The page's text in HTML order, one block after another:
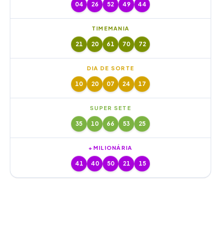
04 26 52 49 44
TIMEMANIA
21 20 61 70 72
DIA DE SORTE
10 20 07 24 17
SUPER SETE
35 10 66 53 25
+MILIONÁRIA
41 40 50 21 15